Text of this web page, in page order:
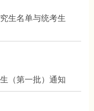
生名单与统考生
（第一批）通知